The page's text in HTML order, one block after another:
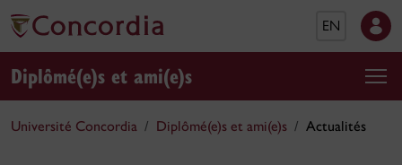
EN
Diplômé(e)s et ami(e)s
Université Concordia Diplômé(e)s et ami(e)s Actualités